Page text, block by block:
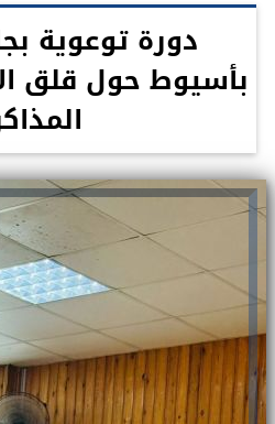
دورة توعوية
بأسيوط حول قلق